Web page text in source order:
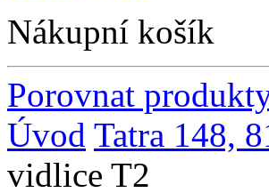
Nákupní košík
Porovnat
Úvod Tatra 148,
vidlice T2